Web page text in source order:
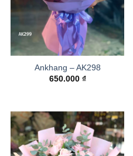
Ankhang – AK298
650.000 ₫